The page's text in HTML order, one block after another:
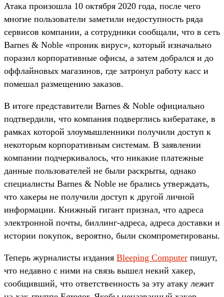
Атака произошла 10 октября 2020 года, после чего
многие пользователи заметили недоступность ряда
сервисов компании, а сотрудники сообщали, что в сеть
Barnes & Noble «проник вирус», который изначально
поразил корпоративные офисы, а затем добрался и до
оффлайновых магазинов, где затронул работу касс и
помешал размещению заказов.
В итоге представители Barnes & Noble официально
подтвердили, что компания подверглись кибератаке, в
рамках которой злоумышленники получили доступ к
некоторым корпоративным системам. В заявлении
компании подчеркивалось, что никакие платежные
данные пользователей не были раскрыты, однако
специалисты Barnes & Noble не брались утверждать,
что хакеры не получили доступ к другой личной
информации. Книжный гигант признал, что адреса
электронной почты, биллинг-адреса, адреса доставки и
истории покупок, вероятно, были скомпрометированы.
Теперь журналисты издания Bleeping Computer пишут,
что недавно с ними на связь вышел некий хакер,
сообщивший, что ответственность за эту атаку лежит